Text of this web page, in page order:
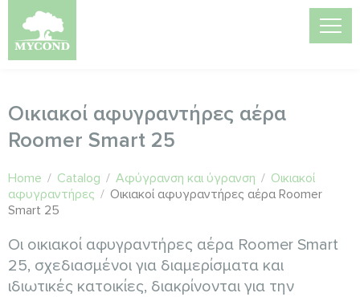
Οικιακοί αφυγραντήρες αέρα
Roomer Smart 25
Home / Catalog / Αφύγρανση και ύγρανση / Οικιακοί
αφυγραντήρες / Οικιακοί αφυγραντήρες αέρα Roomer
Smart 25
Οι οικιακοί αφυγραντήρες αέρα Roomer Smart
25, σχεδιασμένοι για διαμερίσματα και
ιδιωτικές κατοικίες, διακρίνονται για την